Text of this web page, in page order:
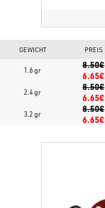
GEWICHT PREIS
1.6 gr
8.50€
6.65€
2.4 gr
8.50€
6.65€
3.2 gr
8.50€
6.65€